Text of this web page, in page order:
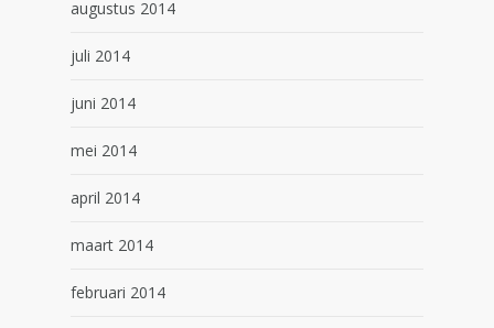
augustus 2014
juli 2014
juni 2014
mei 2014
april 2014
maart 2014
februari 2014